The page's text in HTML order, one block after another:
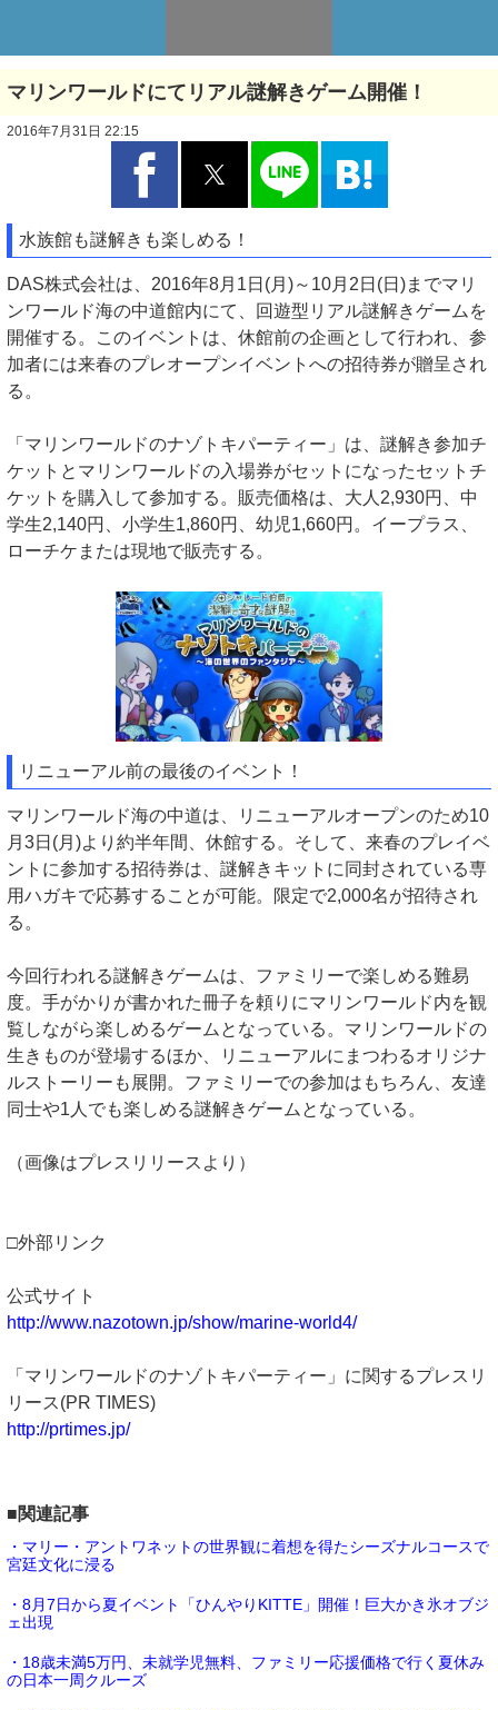
マリンワールドにてリアル謎解きゲーム開催！
2016年7月31日 22:15
水族館も謎解きも楽しめる！
DAS株式会社は、2016年8月1日(月)～10月2日(日)までマリ
ンワールド海の中道館内にて、回遊型リアル謎解きゲームを
開催する。このイベントは、休館前の企画として行われ、参
加者には来春のプレオープンイベントへの招待券が贈呈され
る。
「マリンワールドのナゾトキパーティー」は、謎解き参加チ
ケットとマリンワールドの入場券がセットになったセットチ
ケットを購入して参加する。販売価格は、大人2,930円、中
学生2,140円、小学生1,860円、幼児1,660円。イープラス、
ローチケまたは現地で販売する。
リニューアル前の最後のイベント！
マリンワールド海の中道は、リニューアルオープンのため10
月3日(月)より約半年間、休館する。そして、来春のプレイベ
ントに参加する招待券は、謎解きキットに同封されている専
用ハガキで応募することが可能。限定で2,000名が招待され
る。
今回行われる謎解きゲームは、ファミリーで楽しめる難易
度。手がかりが書かれた冊子を頼りにマリンワールド内を観
覧しながら楽しめるゲームとなっている。マリンワールドの
生きものが登場するほか、リニューアルにまつわるオリジナ
ルストーリーも展開。ファミリーでの参加はもちろん、友達
同士や1人でも楽しめる謎解きゲームとなっている。
（画像はプレスリリースより）
□外部リンク
公式サイト
http://www.nazotown.jp/show/marine-world4/
「マリンワールドのナゾトキパーティー」に関するプレスリ
リース(PR TIMES)
http://prtimes.jp/
■関連記事
・マリー・アントワネットの世界観に着想を得たシーズナルコースで
宮廷文化に浸る
・8月7日から夏イベント「ひんやりKITTE」開催！巨大かき氷オブジ
ェ出現
・18歳未満5万円、未就学児無料、ファミリー応援価格で行く夏休み
の日本一周クルーズ